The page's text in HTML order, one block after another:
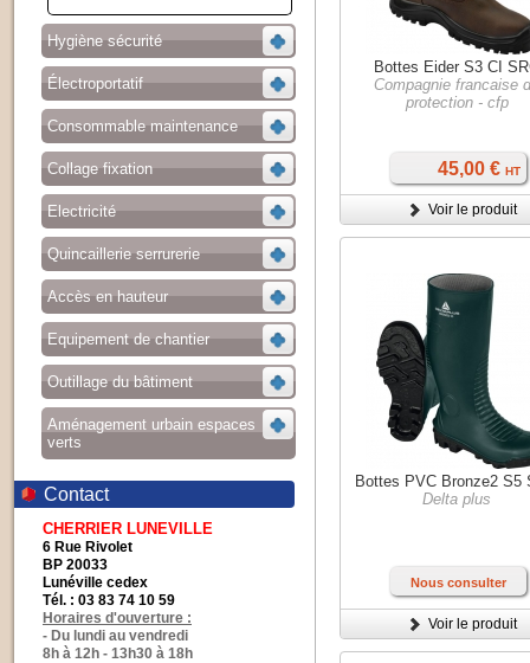
Hygiène sécurité
Électroportatif
Consommable maintenance
Collage fixation
Electricité
Quincaillerie serrurerie
Accès en hauteur
Equipement de chantier
Outillage du bâtiment
Aménagement urbain espaces
verts
Contact
CHERRIER LUNEVILLE
6 Rue Rivolet
BP 20033
Lunéville cedex
Tél. : 03 83 74 10 59
Horaires d'ouverture :
- Du lundi au vendredi
8h à 12h - 13h30 à 18h
Bottes Eider S3 CI
Compagnie francaise
protection - cfp
45,00 € HT
Voir le produit
Bottes PVC Bronze2 S5
Delta plus
Nous consulter
Voir le produit